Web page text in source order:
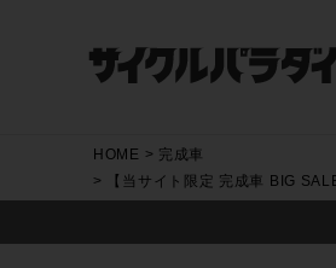
HOME
完成車
【当サイト限定 完成車 BIG